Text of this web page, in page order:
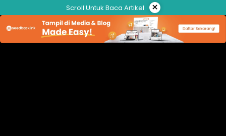
ke
konten
Scroll Untuk Baca Artikel ×